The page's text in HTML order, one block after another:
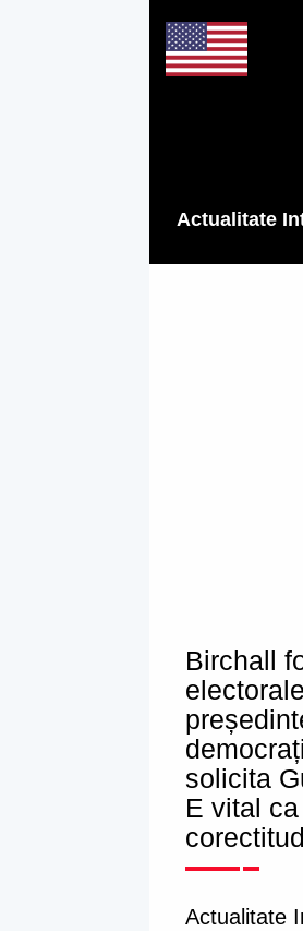
Actualitate
Birchall
solicita
E vital
Actualitate